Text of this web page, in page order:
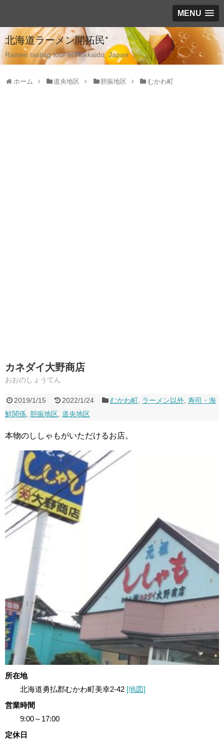
MENU
北海道ラーメン開拓民⁺
Ramen tasting tour in Hokkaido, Japan
ホーム 道央地区 胆振地区 むかわ町
カネダイ大野商店
おおのしょうてん
2019/1/15 2022/1/24 むかわ町, ラーメン以外, 寿司・海
鮮関係
胆振地区 道央地区
本物のししゃもがいただけるお店。
所在地
北海道勇払郡むかわ町美幸2-42 [地図]
営業時間
9:00～17:00
定休日